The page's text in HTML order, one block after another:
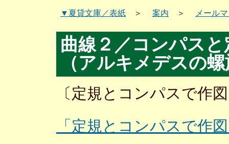
▼夏貸文庫／表紙 ＞ 案内 ＞ メール
曲線２／コンパス
（アルキメデスの
〔定規とコンパスで作
「定規とコンパスで作